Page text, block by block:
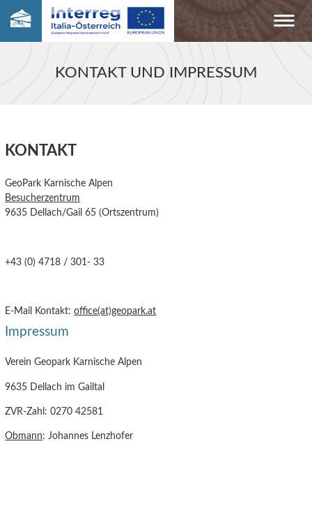
KONTAKT UND IMPRESSUM
KONTAKT
GeoPark Karnische Alpen
Besucherzentrum
9635 Dellach/Gail 65 (Ortszentrum)
+43 (0) 4718 / 301- 33
E-Mail Kontakt:office(at)geopark.at
Impressum
Verein Geopark Karnische Alpen
9635 Dellach im Gailtal
ZVR-Zahl: 0270 42581
Obmann: Johannes Lenzhofer